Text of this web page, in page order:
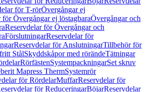
för T-rörÖvergångar ej
för Övergångar ej löstagbaraÖvergångar och
Reservdelar för Övergångar och
FörslutningarReservdelar för
Reservdelar för AnslutningarTillbehör för
StålSkyddskåpor med rörändeTätningar
RörfästenSystempackningarSet skruv
Mapress ThermSystemrör
för RördelarMuffarReservdelar för
för ReduceringarBöjarReservdelar